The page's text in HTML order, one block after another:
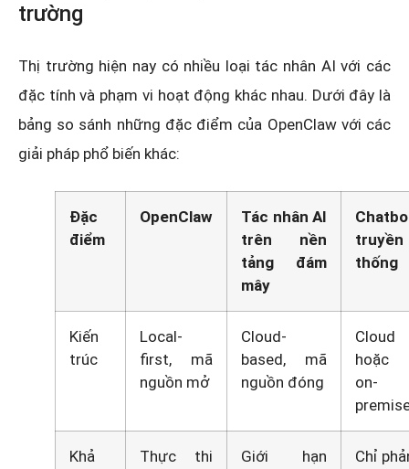
trường
Thị trường hiện nay có nhiều loại tác nhân AI với các
đặc tính và phạm vi hoạt động khác nhau. Dưới đây là
bảng so sánh những đặc điểm của OpenClaw với các
giải pháp phổ biến khác:
Đặc
điểm
OpenClaw
Tác nhân AI
trên nền
tảng đám
mây
truyền
thống
Kiến
trúc
Local-
first, mã
nguồn mở
Cloud-
based, mã
nguồn đóng
Cloud
hoặc
on-
Khả
Thực thi
Giới hạn
Chỉ